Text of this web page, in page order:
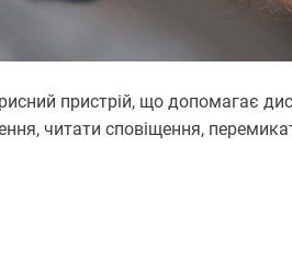
пристрій, що допомагає
читати сповіщення,